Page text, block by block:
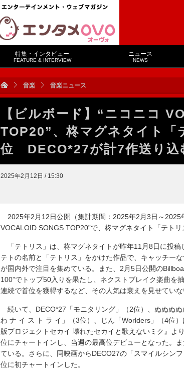
特集・インタビュー
FEATURE & INTERVIEW
ニュース
NEWS
音楽 音楽ニュース
【ビルボード】“ニコニコ
TOP20”、柊マグネタイト「
位 DECO*27が計7作送り
2025年2月12日 / 15:30
2025年2月12日公開（集計期間：2025年2月3日～2025
VOCALOID SONGS TOP20”で、柊マグネタイト「テトリ
「テトリス」は、柊マグネタイトが昨年11月8日に投
テトの名前と「テトリス」をかけた作品で、キャッチー
が国内外で注目を集めている。また、2月5日公開の
100”でトップ50入りを果たし、ネクストブレイク楽曲を
連続で首位を獲得するなど、その人気は衰えを見せていな
続いて、DECO*27「モニタリング」（2位）、ぬぬぬ
わ ナ イ ス ト ラ イ」（3位）、じん「Worlders」（4位
版プロジェクトセカイ 壊れたセカイと歌えないミク』よ
位にチャートインし、当週の最高位デビューとなった。
ている。さらに、同映画からDECO27の「スマイルシン
位に初チャートインした。